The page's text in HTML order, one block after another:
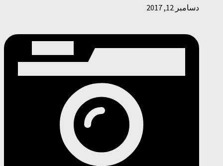
دسامبر 12, 2017